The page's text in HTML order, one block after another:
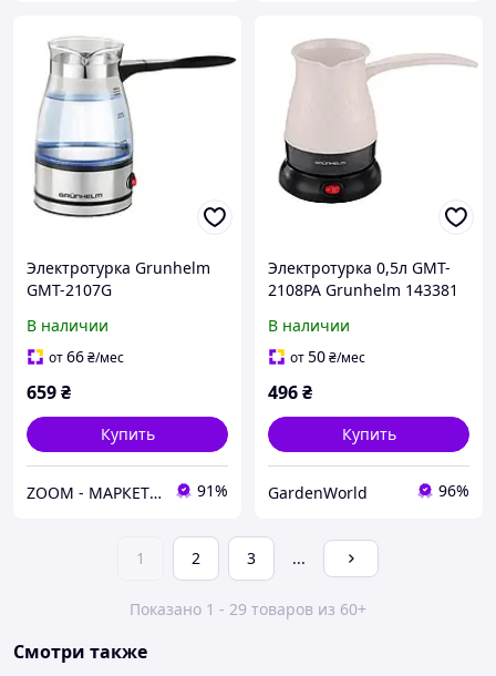
Электротурка Grunhelm
GMT-2107G
В наличии
от66₴/мес
659₴
Купить
ZOOM - МАРКЕТ ЦИФРОВОЙ ТЕХНИКИ 91%
Электротурка 0,5л GMT-
2108PA Grunhelm 143381
В наличии
от50₴/мес
496₴
Купить
GardenWorld 96%
1 2 3 ...
Показано 1 - 29 товаров из 60+
Смотри также